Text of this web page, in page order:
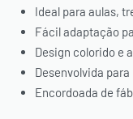
Ideal para aulas,
Fácil adaptação
Design colorido e
Desenvolvida
Encordoada de